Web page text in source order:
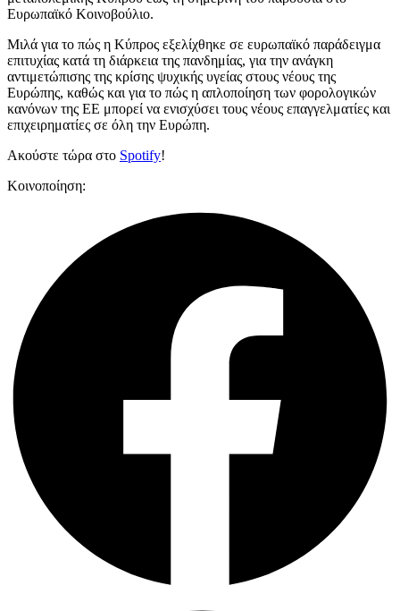
Ευρωπαϊκό Κοινοβούλιο.
Μιλά για το πώς η Κύπρος εξελίχθηκε σε ευρωπαϊκό παράδειγμα
επιτυχίας κατά τη διάρκεια της πανδημίας, για την ανάγκη
αντιμετώπισης της κρίσης ψυχικής υγείας στους νέους της
Ευρώπης, καθώς και για το πώς η απλοποίηση των φορολογικών
κανόνων της ΕΕ μπορεί να ενισχύσει τους νέους επαγγελματίες και
επιχειρηματίες σε όλη την Ευρώπη.
Ακούστε τώρα στο Spotify!
Κοινοποίηση: